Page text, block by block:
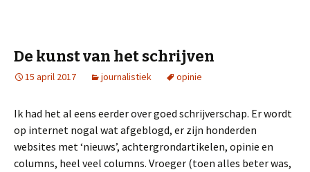
De kunst van het schrijven
15 april 2017 journalistiek opinie
Ik had het al eens eerder over goed schrijverschap. Er wordt
op internet nogal wat afgeblogd, er zijn honderden
websites met ‘nieuws’, achtergrondartikelen, opinie en
columns, heel veel columns. Vroeger (toen alles beter was,